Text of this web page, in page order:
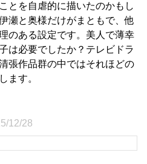
とを自虐的に描いたのかもし
瀬と奥様だけがまともで、他
のある設定です。美人で薄幸
は必要でしたか？テレビドラ
張作品群の中ではそれほどの
ます。
12/28